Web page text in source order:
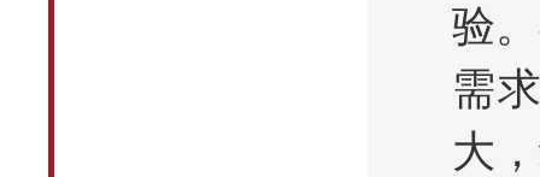
验
需
大